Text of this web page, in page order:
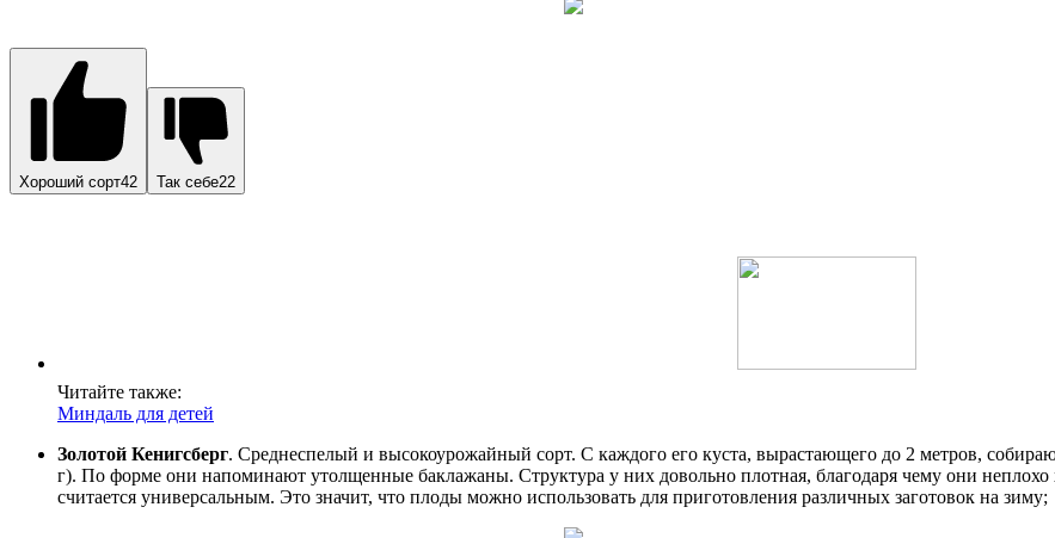
Хороший сорт42 Так себе22
Читайте также:
Миндаль для детей
Золотой Кенигсберг. Среднеспелый и высокоурожайный сорт. С каждого его куста, вырастающего до 2 метров,
г). По форме они напоминают утолщенные баклажаны. Структура у них довольно плотная, благодаря чему они
считается универсальным. Это значит, что плоды можно использовать для приготовления различных заготовок на зиму;